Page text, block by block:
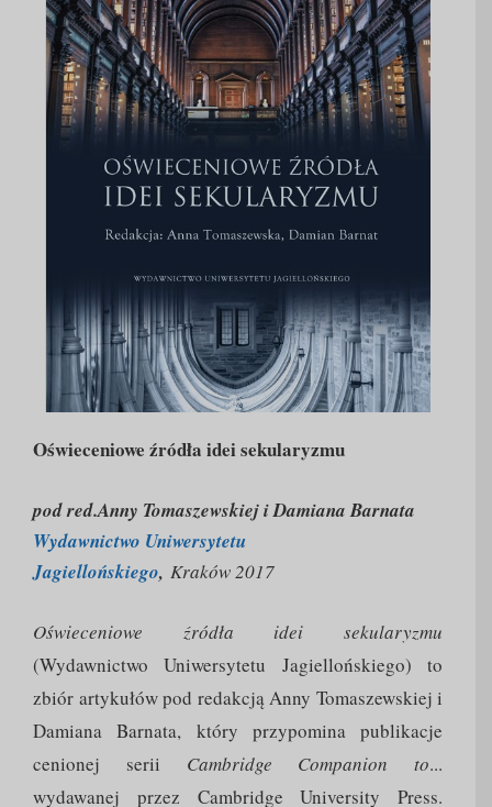
Oświeceniowe źródła idei sekularyzmu
pod red.Anny Tomaszewskiej i Damiana Barnata
Wydawnictwo Uniwersytetu
Jagiellońskiego, Kraków 2017
Oświeceniowe źródła idei sekularyzmu
(Wydawnictwo Uniwersytetu Jagiellońskiego) to
zbiór artykułów pod redakcją Anny Tomaszewskiej i
Damiana Barnata, który przypomina publikacje
cenionej serii Cambridge Companion to...
wydawanej przez Cambridge University Press.